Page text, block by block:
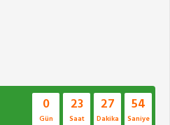
0
Gün
23
Saat
27
Dakika
53
Saniye